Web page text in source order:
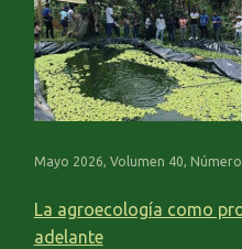
Mayo 2026, Volumen 40, Número
La agroecología como
adelante